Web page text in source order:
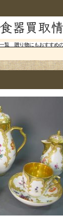
覧 贈り物にもおすすめ